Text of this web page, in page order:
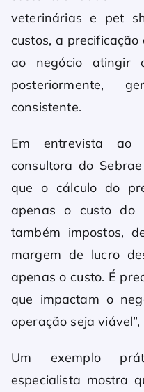
veterinárias e pet
custos, a
ao negócio atingir
posteriormente,
consistente.
Em entrevista ao
consultora do Sebrae
que o cálculo do
apenas o custo do
também impostos,
margem de lucro
apenas o custo. É
que impactam o
operação seja viável”,
Um exemplo
especialista mostra